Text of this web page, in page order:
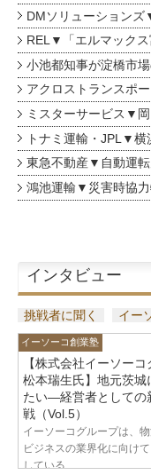
DMソリューション
REL▼「エルマック
小池都知事が淀橋市
アクロストランスポ
ミスターサービス▼
トナミ運輸・JPL▼横
東急不動産▼自動運
鴻池運輸▼災害時協
インタビュー
挑戦者に聞く イー
イーソーコ創業塾
【株式会社イーソー
松本瑞生氏】地元茨城
たい—経営者としての
戦（Vol.5）
イーソーコグループは、
ビジネスの業界化に向け
している...